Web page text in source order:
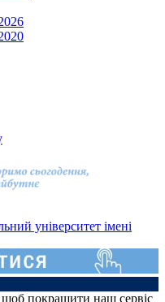
університет імені
покращити наш сервіс